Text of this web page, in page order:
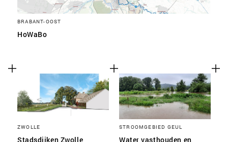
BRABANT-OOST
HoWaBo
ZWOLLE
Stadsdijken Zwolle
STROOMGEBIED GEUL
Water vasthouden en